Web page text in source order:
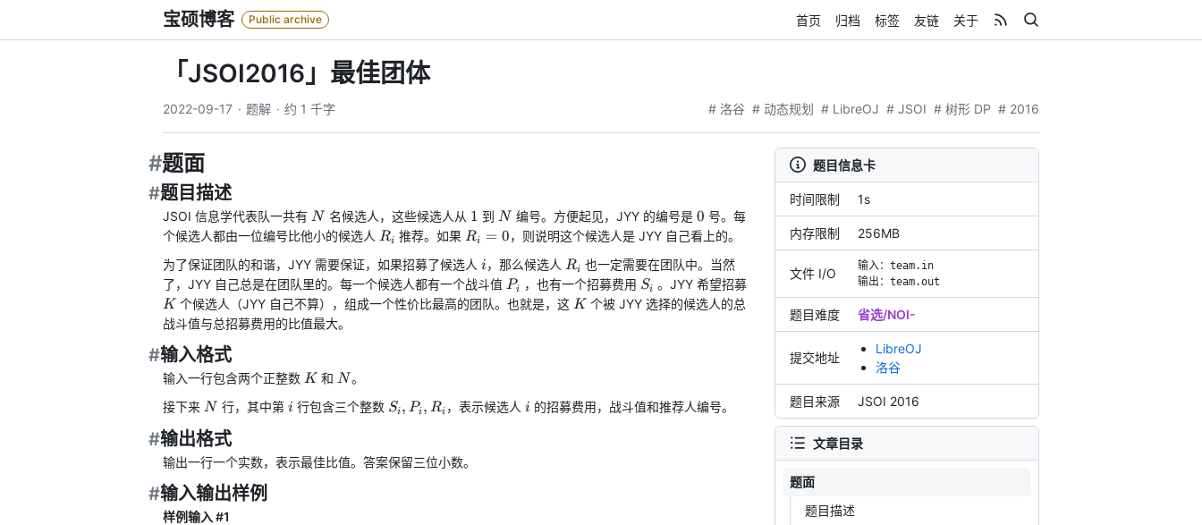
content
宝硕博客 Public archive 首页 归档 标签 友链 关于
「JSOI2016」最佳团体
2022-09-17 题解 约 1 千字 # 洛谷 # 动态规划 # LibreOJ # JSOI # 树形 DP # 2016
题目信息卡
时间限制 1s
内存限制 256MB
文件 I/O
输入： team.in
输出： team.out
题目难度 省选/NOI-
提交地址
LibreOJ
洛谷
题目来源 JSOI 2016
文章目录
题面
题目描述
检
测
到
KaTeX
加
载
失
败，
可
会
导
致
文
中
的
数
学
公
式
#题面
#题目描述
JSOI 信息学代表队一共有 N
N 名候选人，这些候选人从 1
1 到 N
N 编号。方便起见，JYY 的编号是 0
0 号。每
个候选人都由一位编号比他小的候选人 R_i
Ri 推荐。如果 R_i
Ri = 0​，则说明这个候选人是 JYY 自己看上的。
为了保证团队的和谐，JYY 需要保证，如果招募了候选人 i
i，那么候选人 R_i
Ri 也一定需要在团队中。当然
了，JYY 自己总是在团队里的。每一个候选人都有一个战斗值 P_i
Pi ，也有一个招募费用 S_i
Si 。JYY 希望招募
K 个候选人（JYY 自己不算），组成一个性价比最高的团队。也就是，这 K
K 个被 JYY 选择的候选人的总
战斗值与总招募费用的比值最大。
#输入格式
输入一行包含两个正整数 K
K 和 N
N。
接下来 N
N 行，其中第 i
i 行包含三个整数 S_i,
Si, Pi , Ri ，表示候选人 i
i 的招募费用，战斗值和推荐人编号。
#输出格式
输出一行一个实数，表示最佳比值。答案保留三位小数。
#输入输出样例
样例输入 #1